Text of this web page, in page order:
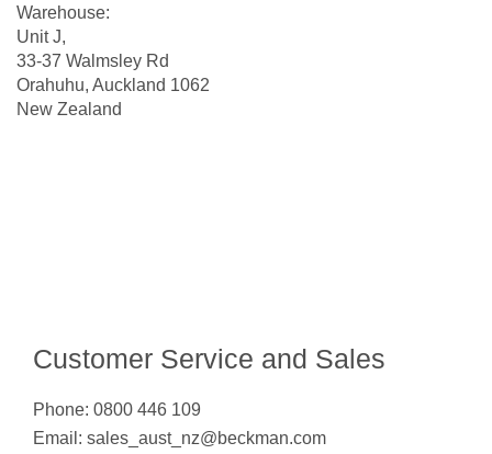
Warehouse:
Unit J,
33-37 Walmsley Rd
Orahuhu, Auckland 1062
New Zealand
Customer Service and Sales
Phone: 0800 446 109
Email: sales_aust_nz@beckman.com